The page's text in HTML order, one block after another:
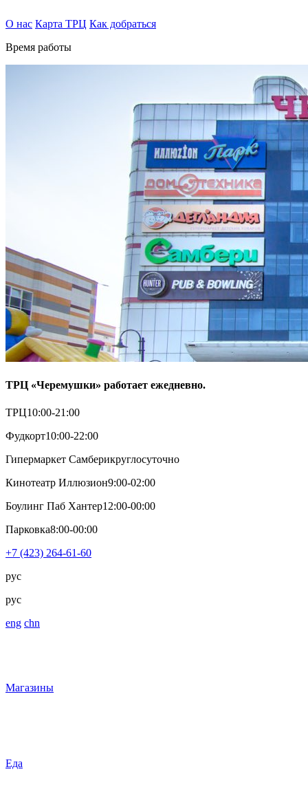
О нас Карта ТРЦ Как добраться
Время работы
ТРЦ «Черемушки» работает ежедневно.
ТРЦ10:00-21:00
Фудкорт10:00-22:00
Гипермаркет Самберикруглосуточно
Кинотеатр Иллюзион9:00-02:00
Боулинг Паб Хантер12:00-00:00
Парковка8:00-00:00
+7 (423) 264-61-60
рус
рус
eng chn
Магазины
Еда